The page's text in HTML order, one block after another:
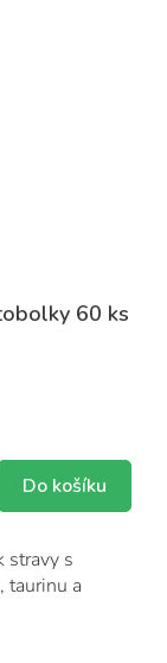
60 ks
Do košíku
stravy s
taurinu a